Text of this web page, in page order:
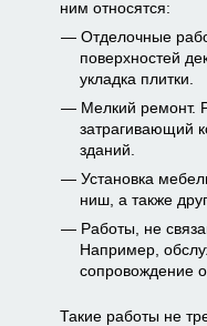
ним относятся:
Отделочные
поверхностей
укладка плитки.
Мелкий ремонт.
затрагивающий
зданий.
Установка
ниш, а также
Работы, не
Например,
сопровождение
Такие работы не